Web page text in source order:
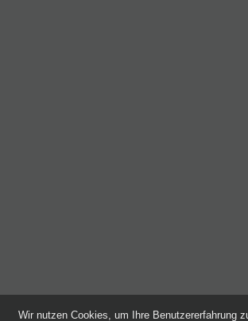
Wir nutzen Cookies, um Ihre Benutzererfahrung